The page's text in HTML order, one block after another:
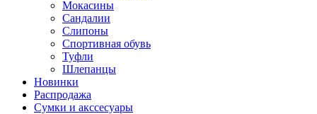
Мокасины
Сандалии
Слипоны
Спортивная обувь
Туфли
Шлепанцы
Новинки
Распродажа
Сумки и акссесуары